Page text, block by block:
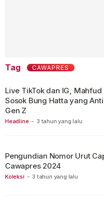
Tag CAWAPRES
Headline - 3 tahun yang lalu
Live TikTok dan IG, Mahfud
Sosok Bung Hatta yang
Gen Z
Koleksi - 3 tahun yang lalu
Pengundian Nomor Urut
Cawapres 2024